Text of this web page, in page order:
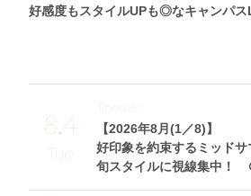
好感度もスタイルUPも◎なキャンパ
8.4
Tue
【2026年8月(1／8)】
好印象を約束するミッドサ
旬スタイルに視線集中！
Theme